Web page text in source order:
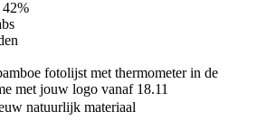
natuurlijk materiaal